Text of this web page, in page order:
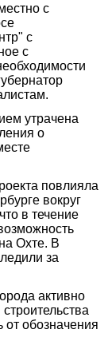
с
с
с
утрачена
о
повлияла
вокруг
в течение
Охте. В
за
активно
от обозначения